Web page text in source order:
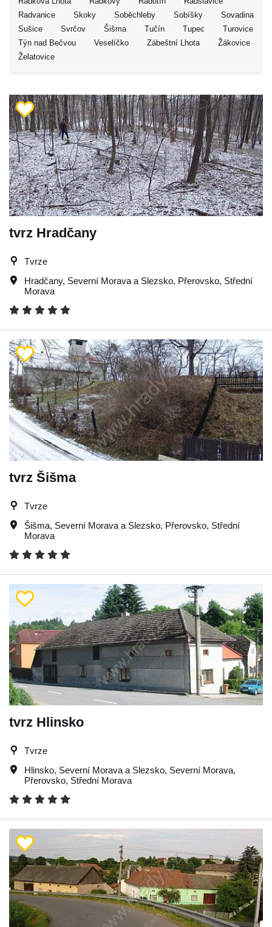
Radvanice
Skoky Soběchleby Sobíšky
Sovadina
Sušice
Svrčov Šišma Tučín Tupec
Turovice
Týn nad Bečvou
Veselíčko Zábeštní Lhota
Žákovice
Želatovice
tvrz Hradčany
Tvrze
Hradčany, Severní Morava a Slezsko, Přerovsko, Střední
Morava
tvrz Šišma
Tvrze
Šišma, Severní Morava a Slezsko, Přerovsko, Střední
Morava
tvrz Hlinsko
Tvrze
Hlinsko, Severní Morava a Slezsko, Severní Morava,
Přerovsko, Střední Morava